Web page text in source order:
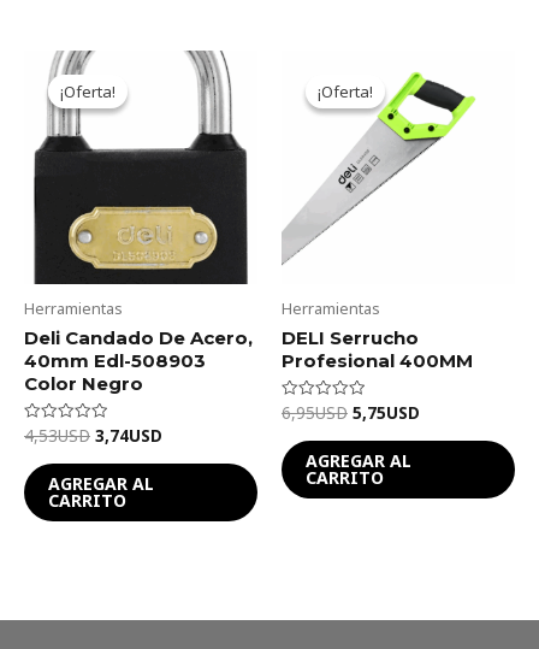
¡Oferta!
¡Oferta!
Herramientas
Deli Candado De Acero,
40mm Edl-508903
Color Negro
Valorado
en
de
5
4,53USD
Original
was:
4,53USD.
3,74USD
Current
price
3,74USD.
AGREGAR AL
CARRITO
¡Oferta!
¡Oferta!
Herramientas
DELI Serrucho
Profesional 400MM
Valorado
en
de
5
6,95USD
was:
6,95USD.
5,75USD
price
is:
5,75USD.
AGREGAR AL
CARRITO